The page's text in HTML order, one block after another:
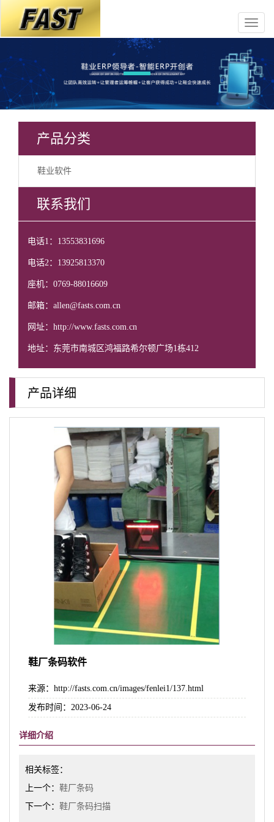
产品分类
鞋业软件
联系我们
电话1：13553831696
电话2：13925813370
座机：0769-88016609
邮箱：allen@fasts.com.cn
网址：http://www.fasts.com.cn
地址：东莞市南城区鸿福路希尔顿广场1栋412
产品详细
鞋厂条码软件
来源：http://fasts.com.cn/images/fenlei1/137.html
发布时间：2023-06-24
详细介绍
相关标签：
上一个： 鞋厂条码
下一个： 鞋厂条码扫描